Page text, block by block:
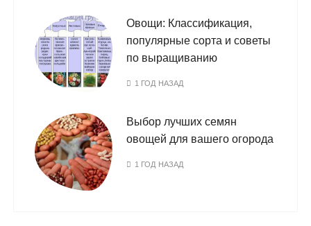
Овощи: Классификация,
популярные сорта и советы
по выращиванию
1 ГОД НАЗАД
Выбор лучших семян
овощей для вашего огорода
1 ГОД НАЗАД